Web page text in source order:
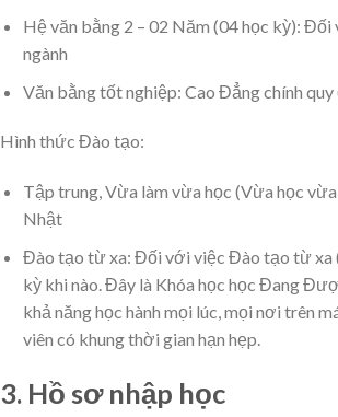
Hệ văn bằng 2 – 02 Năm (04 học kỳ):
ngành
Văn bằng tốt nghiệp: Cao Đẳng chính
Hình thức Đào tạo:
Tập trung, Vừa làm vừa học (Vừa học
Nhật
Đào tạo từ xa: Đối với việc Đào tạo từ xa
kỳ khi nào. Đây là Khóa học học Đang
khả năng học hành mọi lúc, mọi nơi trên
viên có khung thời gian hạn hẹp.
3. Hồ sơ nhập học